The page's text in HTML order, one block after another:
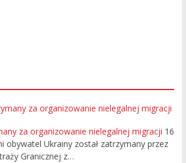
za organizowanie nielegalnej migracji 16
obywatel Ukrainy został zatrzymany przez
Granicznej z…